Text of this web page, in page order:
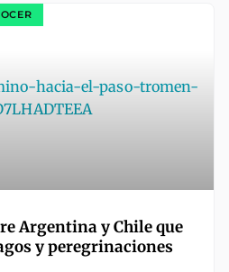
Argentina y Chile que
y peregrinaciones